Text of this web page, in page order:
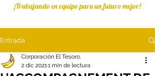
¡Trabajando en equipo para un futuro mejor!
Entrada
Corporación El Tesoro.
2 dic 20211 min de lectura